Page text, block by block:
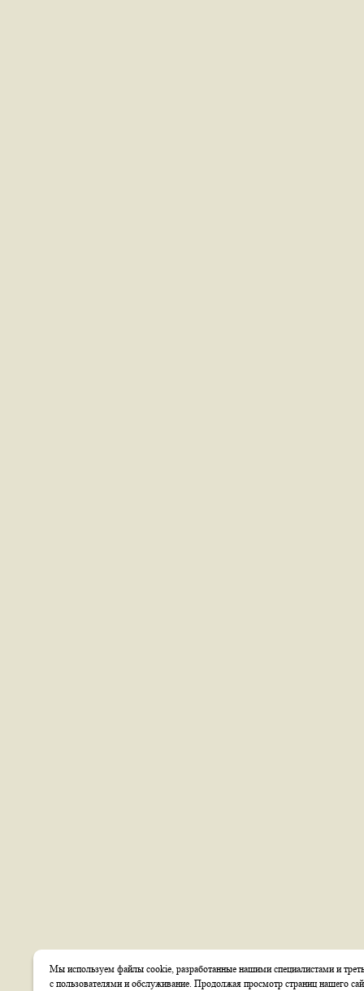
Мы используем файлы cookie, разработанные нашими специалистами и
с пользователями и обслуживание. Продолжая просмотр страниц нашего